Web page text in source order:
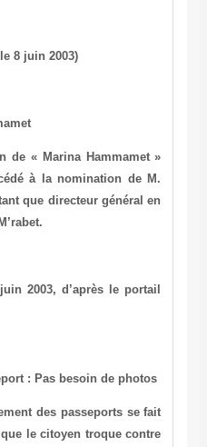
8 juin 2003)
de « Marina Hammamet »
à la nomination de M.
que directeur général en
2003, d’après le portail
: Pas besoin de photos
des passeports se fait
le citoyen troque contre